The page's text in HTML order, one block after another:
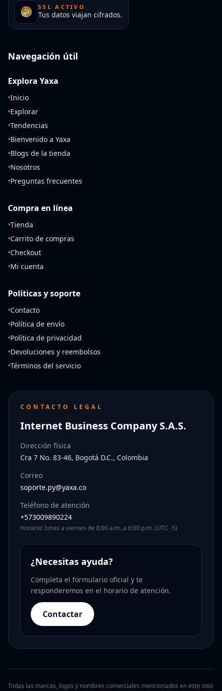
SSL ACTIVO
Tus datos viajan cifrados.
Navegación útil
Explora Yaxa
•Inicio
•Explorar
•Tendencias
•Bienvenido a Yaxa
•Blogs de la tienda
•Nosotros
•Preguntas frecuentes
Compra en línea
•Tienda
•Carrito de compras
•Checkout
•Mi cuenta
Políticas y soporte
•Contacto
•Política de envío
•Política de privacidad
•Devoluciones y reembolsos
•Términos del servicio
CONTACTO LEGAL
Internet Business Company S.A.S.
Dirección física
Cra 7 No. 83-46, Bogotá D.C., Colombia
Correo
soporte.py@yaxa.co
Teléfono de atención
+573009890224
Horario: lunes a viernes de 8:00 a.m. a 6:00 p.m. (UTC -5)
¿Necesitas ayuda?
Completa el formulario oficial y te
responderemos en el horario de atención.
Contactar
Todas las marcas, logos y nombres comerciales mencionados en este sitio